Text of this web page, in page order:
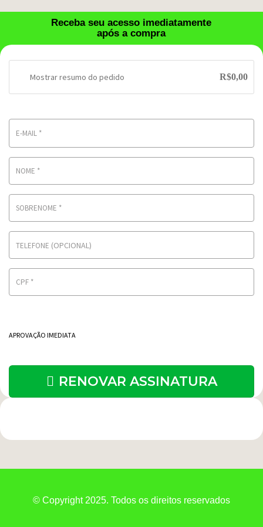
Receba seu acesso imediatamente
após a compra
Mostrar resumo do pedido R$0,00
E-MAIL *
NOME *
SOBRENOME *
TELEFONE (OPCIONAL)
CPF *
APROVAÇÃO IMEDIATA
RENOVAR ASSINATURA
© Copyright 2025. Todos os direitos reservados